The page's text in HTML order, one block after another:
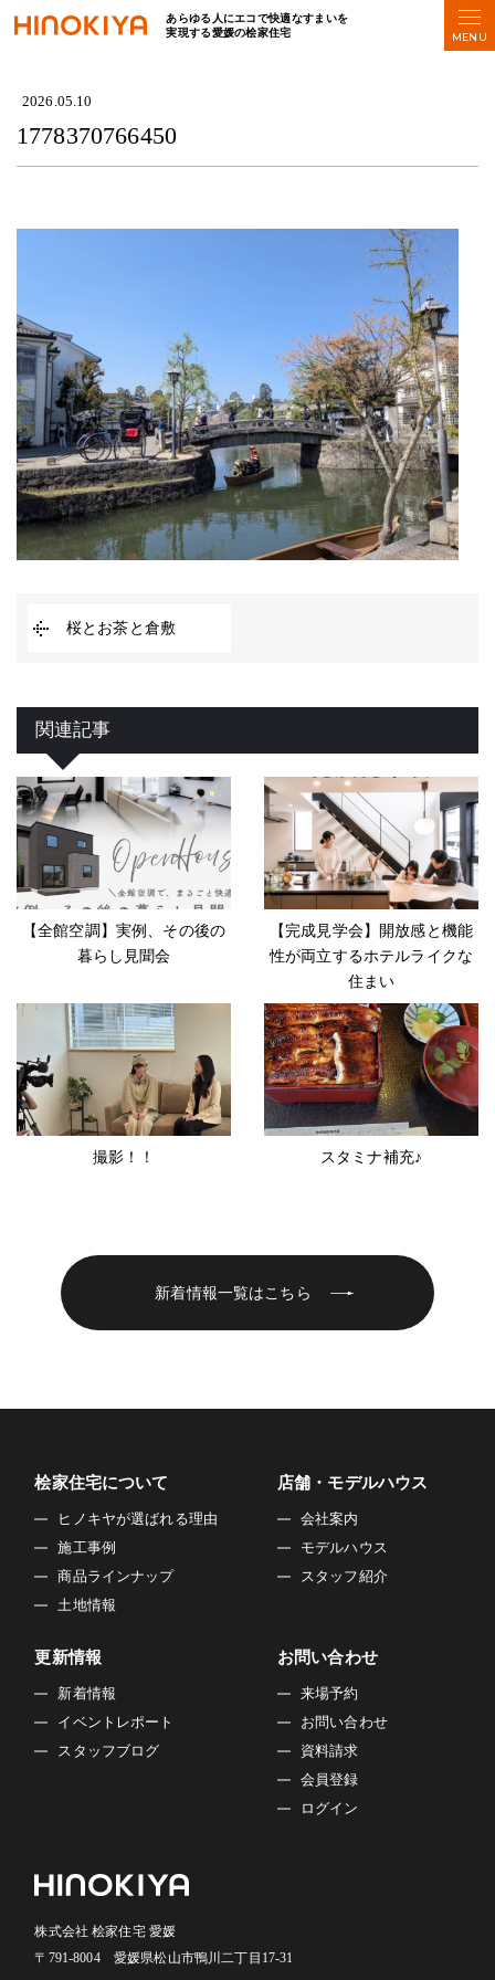
あらゆる人にエコで快適なすまいを
実現する愛媛の桧家住宅
1778370766450
2026.05.10
1778370766450
桜とお茶と倉敷
関連記事
【全館空調】実例、その後の
暮らし見聞会
【完成見学会】開放感と機能
性が両立するホテルライクな
住まい
撮影！！ スタミナ補充♪
新着情報一覧はこちら
桧家住宅について
ヒノキヤが選ばれる理由
施工事例
商品ラインナップ
土地情報
店舗・モデルハウス
会社案内
モデルハウス
スタッフ紹介
更新情報
新着情報
イベントレポート
スタッフブログ
お問い合わせ
来場予約
お問い合わせ
資料請求
会員登録
ログイン
株式会社 桧家住宅 愛媛
〒791-8004 愛媛県松山市鴨川二丁目17-31